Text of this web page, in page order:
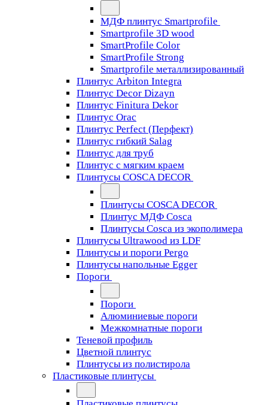
МДФ плинтус Smartprofile
Smartprofile 3D wood
SmartProfile Color
SmartProfile Strong
Smartprofile металлизированный
Плинтус Arbiton Integra
Плинтус Decor Dizayn
Плинтус Finitura Dekor
Плинтус Orac
Плинтус Perfect (Перфект)
Плинтус гибкий Salag
Плинтус для труб
Плинтус с мягким краем
Плинтусы COSCA DECOR
Плинтусы COSCA DECOR
Плинтус МДФ Cosca
Плинтусы Cosca из экополимера
Плинтусы Ultrawood из LDF
Плинтусы и пороги Pergo
Плинтусы напольные Egger
Пороги
Пороги
Алюминиевые пороги
Межкомнатные пороги
Теневой профиль
Цветной плинтус
Плинтусы из полистирола
Пластиковые плинтусы